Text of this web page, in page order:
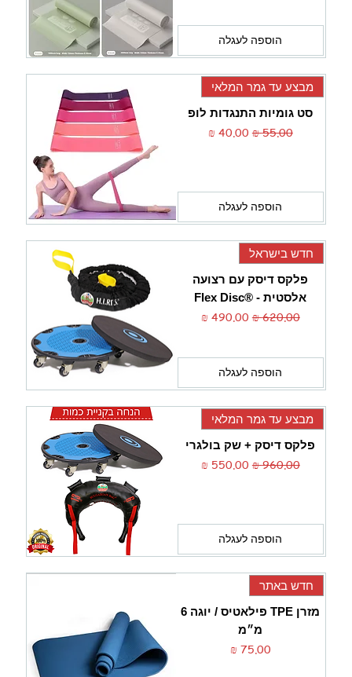
הוספה לעגלה
מבצע עד גמר המלאי
סט גומיות התנגדות לופ
מחיר רגיל‏55.00 ‏₪ מחיר מבצע
הוספה לעגלה
חדש בישראל
פלקס דיסק עם רצועה
אלסטית - ®Flex Disc
מחיר רגיל‏620.00 ‏₪ מחיר מבצע
הוספה לעגלה
מבצע עד גמר המלאי
פלקס דיסק + שק בולגרי
מחיר רגיל‏960.00 ‏₪ מחיר מבצע
הוספה לעגלה
חדש באתר
מזרן TPE פילאטיס / יוגה 6
מ״מ
מחיר